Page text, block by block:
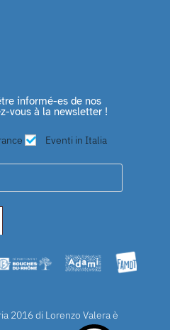
informé-es de nos
vous à la newsletter !
Eventi in Italia
2016 di Lorenzo Valera è